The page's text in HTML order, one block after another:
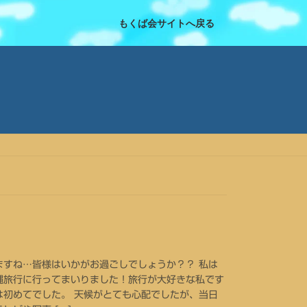
もくば会サイトへ戻る
すね…皆様はいかがお過ごしでしょうか？？ 私は
行に行ってまいりました！旅行が大好きな私です
初めてでした。 天候がとても心配でしたが、当日